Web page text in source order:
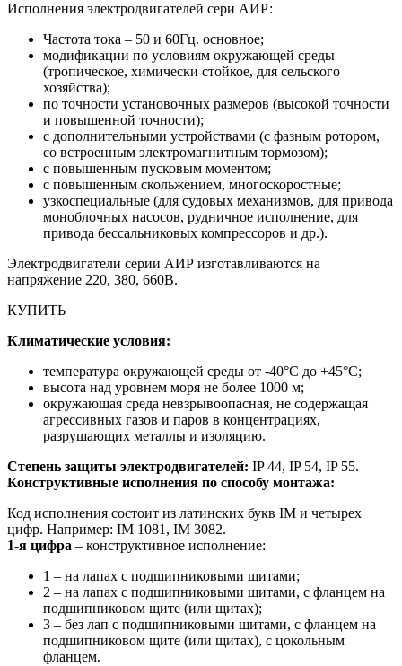
Исполнения электродвигателей сери АИР:
Частота тока – 50 и 60Гц. основное;
модификации по условиям окружающей среды
(тропическое, химически стойкое, для сельского
хозяйства);
по точности установочных размеров (высокой точности
и повышенной точности);
с дополнительными устройствами (с фазным ротором,
со встроенным электромагнитным тормозом);
с повышенным пусковым моментом;
с повышенным скольжением, многоскоростные;
узкоспециальные (для судовых механизмов, для привода
моноблочных насосов, рудничное исполнение, для
привода бессальниковых компрессоров и др.).
Электродвигатели серии АИР изготавливаются на
напряжение 220, 380, 660В.
КУПИТЬ
Климатические условия:
температура окружающей среды от -40°С до +45°С;
высота над уровнем моря не более 1000 м;
окружающая среда невзрывоопасная, не содержащая
агрессивных газов и паров в концентрациях,
разрушающих металлы и изоляцию.
Степень защиты электродвигателей: IP 44, IP 54, IP 55.
Конструктивные исполнения по способу монтажа:
Код исполнения состоит из латинских букв IM и четырех
цифр. Например: IM 1081, IM 3082.
1-я цифра – конструктивное исполнение:
1 – на лапах с подшипниковыми щитами;
2 – на лапах с подшипниковыми щитами, с фланцем на
подшипниковом щите (или щитах);
3 – без лап с подшипниковыми щитами, с фланцем на
подшипниковом щите (или щитах), с цокольным
фланцем.